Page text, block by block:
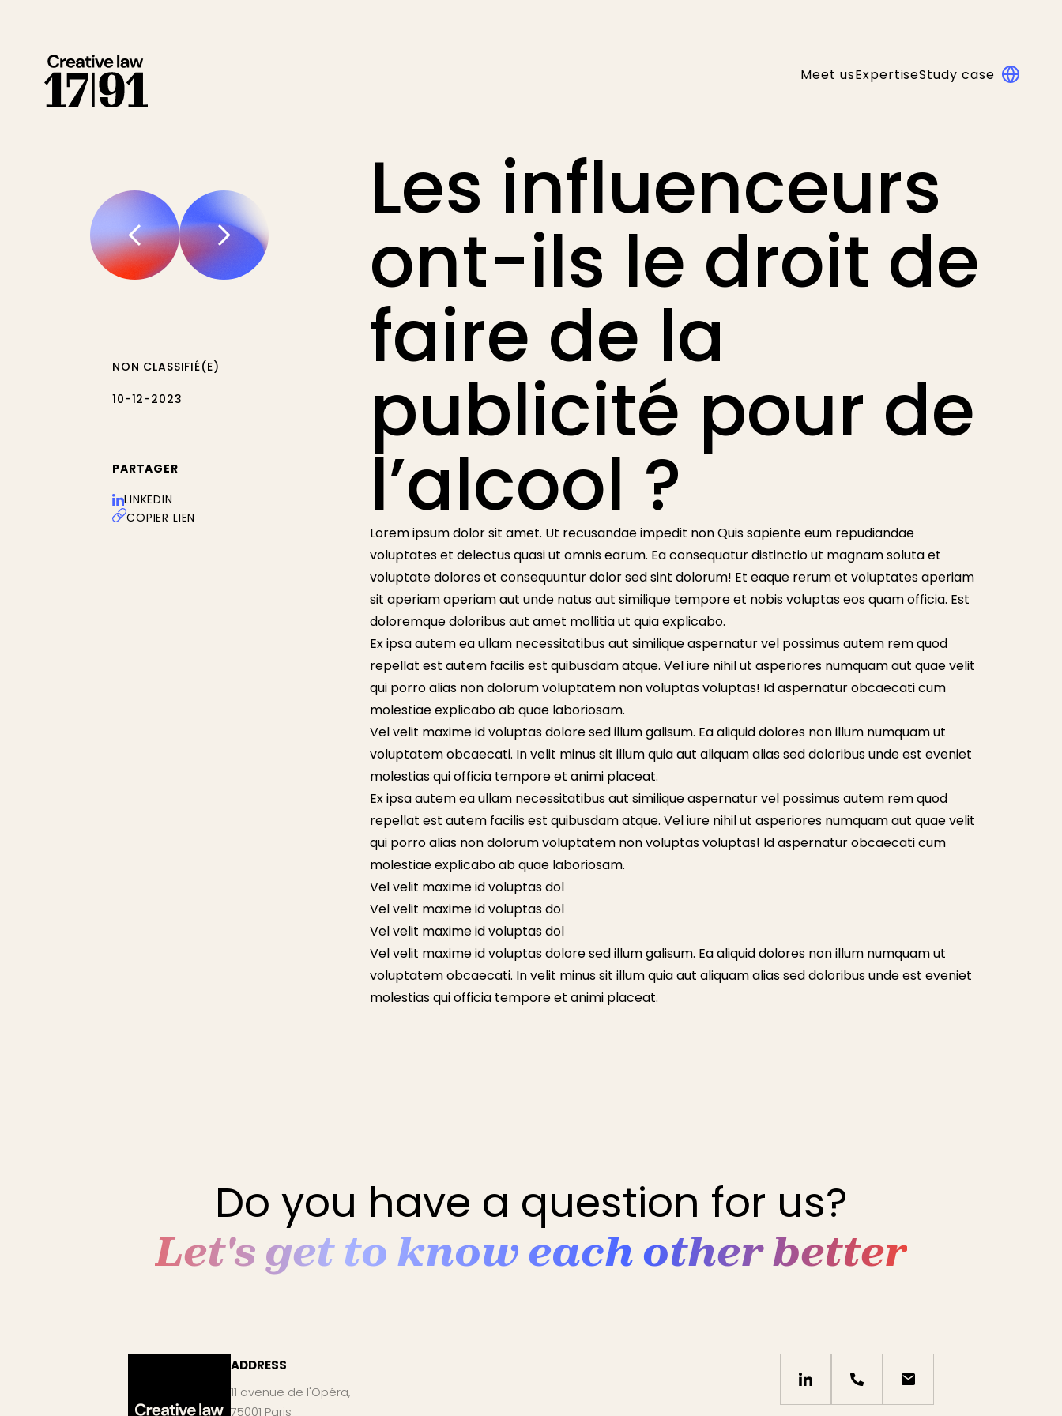
Meet usExpertiseStudy case
NON CLASSIFIÉ(E)
10-12-2023
PARTAGER
LINKEDIN
COPIER LIEN
Les influenceurs
ont-ils le droit de
faire de la
publicité pour de
l’alcool ?
Lorem ipsum dolor sit amet. Ut recusandae impedit non Quis sapiente eum repudiandae
voluptates et delectus quasi ut omnis earum. Ea consequatur distinctio ut magnam soluta et
voluptate dolores et consequuntur dolor sed sint dolorum! Et eaque rerum et voluptates aperiam
sit aperiam aperiam aut unde natus aut similique tempore et nobis voluptas eos quam officia. Est
doloremque doloribus aut amet mollitia ut quia explicabo.
Ex ipsa autem ea ullam necessitatibus aut similique aspernatur vel possimus autem rem quod
repellat est autem facilis est quibusdam atque. Vel iure nihil ut asperiores numquam aut quae velit
qui porro alias non dolorum voluptatem non voluptas voluptas! Id aspernatur obcaecati cum
molestiae explicabo ab quae laboriosam.
Vel velit maxime id voluptas dolore sed illum galisum. Ea aliquid dolores non illum numquam ut
voluptatem obcaecati. In velit minus sit illum quia aut aliquam alias sed doloribus unde est eveniet
molestias qui officia tempore et animi placeat.
Ex ipsa autem ea ullam necessitatibus aut similique aspernatur vel possimus autem rem quod
repellat est autem facilis est quibusdam atque. Vel iure nihil ut asperiores numquam aut quae velit
qui porro alias non dolorum voluptatem non voluptas voluptas! Id aspernatur obcaecati cum
molestiae explicabo ab quae laboriosam.
Vel velit maxime id voluptas dol
Vel velit maxime id voluptas dol
Vel velit maxime id voluptas dol
Vel velit maxime id voluptas dolore sed illum galisum. Ea aliquid dolores non illum numquam ut
voluptatem obcaecati. In velit minus sit illum quia aut aliquam alias sed doloribus unde est eveniet
molestias qui officia tempore et animi placeat.
Do you have a question for us?
Let's get to know each other better
ADDRESS
11 avenue de l'Opéra,
75001 Paris